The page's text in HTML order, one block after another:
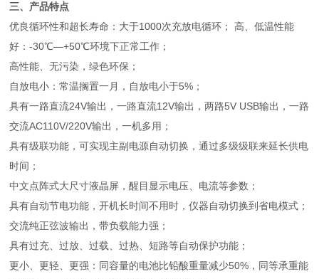
三、产品特点
优良循环性和超长寿命：大于1000次充放电循环； 高、低温性能
好：-30℃—+50℃环境下正常工作；
高性能、无污染，绿色环保；
自放电小：常温搁置一月，自放电小于5%；
具有一路直流24V输出，一路直流12V输出，两路5V USB输出，一路
交流AC110V/220V输出，一机多用；
具有级联功能，可实现主副电源自动切换，通过多级级联来延长供电
时间；
中文点阵式大尺寸液晶屏，醒目显示电压、电流等参数；
具有自动节电功能，开机长时间不用时，仪器自动切换到省电模式；
交流纯正弦波输出，带负载能力强；
具有过充、过放、过载、过热、短路等自动保护功能；
更小、更轻、更强：同容量的电池比铅酸重量减少50%，同等承重能